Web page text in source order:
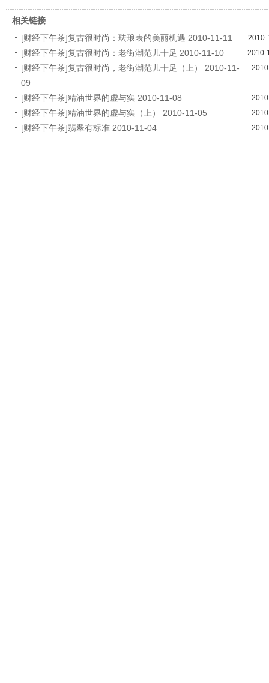
相关链接
[财经下午茶]复古很时尚：珐琅表的美丽机遇 2010-11-11
2010-
[财经下午茶]复古很时尚：老街潮范儿十足 2010-11-10 2010-
[财经下午茶]复古很时尚，老街潮范儿十足（上） 2010-11-
09
[财经下午茶]精油世界的虚与实 2010-11-08
[财经下午茶]精油世界的虚与实（上） 2010-11-05
[财经下午茶]翡翠有标准 2010-11-04